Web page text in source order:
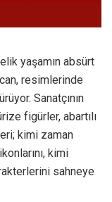
yaşamın absürt
resimlerinde
Sanatçının
figürler, abartılı
kimi zaman
kimi
sahneye